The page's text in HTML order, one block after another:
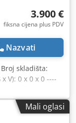
3.900 €
fiksna cijena plus PDV
Nazvati
Broj skladišta:
V): 0 x 0 x 0 ----
visina kukе 17 m,
upravljanje
Mali oglasi